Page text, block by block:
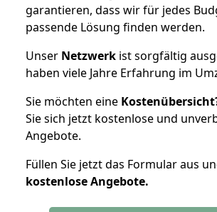
garantieren, dass wir für jedes
passende Lösung finden werden.
Unser Netzwerk ist sorgfältig
haben viele Jahre Erfahrung im
Sie möchten eine
Sie sich jetzt kostenlose und
Angebote.
Füllen Sie jetzt das Formular aus
kostenloseAngebote.